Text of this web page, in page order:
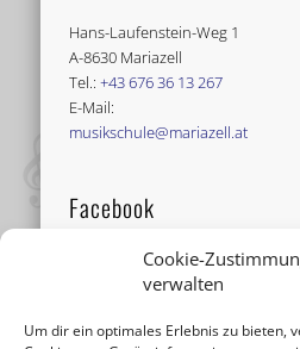
Cookie-
verwalten
Um dir ein optimales Erlebnis zu bieten,
Hans-Laufenstein-Weg 1
A-8630 Mariazell
Tel.:+43 676 36 13 267
E-Mail:
musikschule@mariazell.at
Facebook